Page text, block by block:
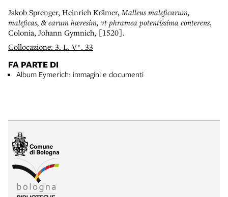
Jakob Sprenger, Heinrich Krämer, Malleus maleficarum,
maleficas, & earum hæresim, vt phramea potentissima conterens,
Colonia, Johann Gymnich, [1520].
Collocazione: 3. L. V*. 33
FA PARTE DI
Album Eymerich: immagini e documenti